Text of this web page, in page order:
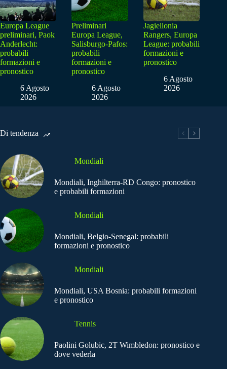
Europa League
preliminari, Paok
Anderlecht:
probabili
formazioni e
pronostico
6 Agosto
2026
Preliminari
Europa League,
Salisburgo-Pafos:
probabili
formazioni e
pronostico
6 Agosto
2026
Jagiellonia
Rangers, Europa
League: probabili
formazioni e
pronostico
6 Agosto
2026
Di tendenza
Mondiali
Mondiali, Inghilterra-RD Congo: pronostico
e probabili formazioni
Mondiali
Mondiali, Belgio-Senegal: probabili
formazioni e pronostico
Mondiali
Mondiali, USA Bosnia: probabili formazioni
e pronostico
Tennis
Paolini Golubic, 2T Wimbledon: pronostico e
dove vederla